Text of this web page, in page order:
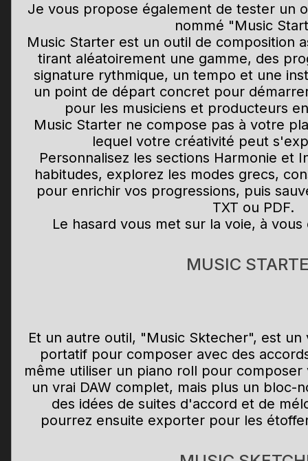
Je vous propose également de tester un
nommé "Music
Music Starter est un outil de composition
tirant aléatoirement une gamme, des
signature rythmique, un tempo et une
un point de départ concret pour
pour les musiciens et producteurs
Music Starter ne compose pas à votre
lequel votre créativité peut
Personnalisez les sections Harmonie et
habitudes, explorez les modes grecs,
pour enrichir vos progressions, puis
TXT ou PDF.
Le hasard vous met sur la voie, à
MUSIC
Et un autre outil, "Music Sktecher", est
portatif pour composer avec des
même utiliser un piano roll pour
un vrai DAW complet, mais plus un bloc-
des idées de suites d'accord et de
pourrez ensuite exporter pour les